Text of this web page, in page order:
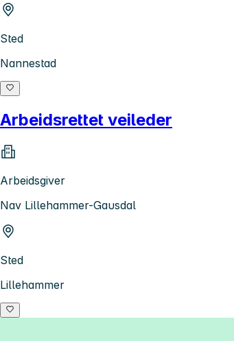
Sted
Nannestad
Arbeidsrettet veileder
Arbeidsgiver
Nav Lillehammer-Gausdal
Sted
Lillehammer